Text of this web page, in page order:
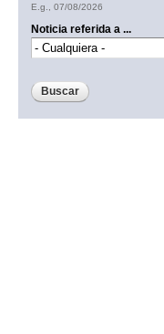
E.g., 07/08/2026
Noticia referida a ...